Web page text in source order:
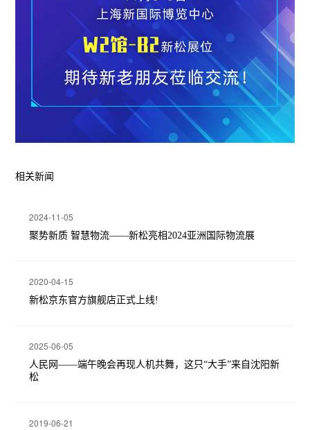
相关新闻
2024-11-05
聚势新质 智慧物流——新松亮相2024亚洲国际物流展
2020-04-15
新松京东官方旗舰店正式上线!
2025-06-05
人民网——端午晚会再现人机共舞，这只“大手”来自沈阳新
松
2019-06-21